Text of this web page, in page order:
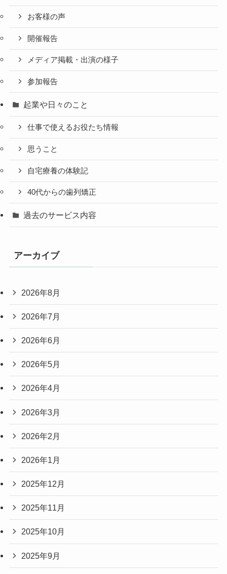
お客様の声
開催報告
メディア掲載・出演の様子
参加報告
起業や日々のこと
仕事で使えるお役たち情報
思うこと
自宅療養の体験記
40代からの歯列矯正
過去のサービス内容
アーカイブ
2026年8月
2026年7月
2026年6月
2026年5月
2026年4月
2026年3月
2026年2月
2026年1月
2025年12月
2025年11月
2025年10月
2025年9月